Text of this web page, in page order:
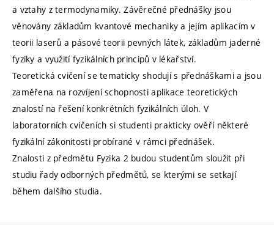
a vztahy z termodynamiky. Závěrečné přednášky jsou
věnovány základům kvantové mechaniky a jejím aplikacím v
teorii laserů a pásové teorii pevných látek, základům jaderné
fyziky a využití fyzikálních principů v lékařství.
Teoretická cvičení se tematicky shodují s přednáškami a jsou
zaměřena na rozvíjení schopnosti aplikace teoretických
znalostí na řešení konkrétních fyzikálních úloh. V
laboratorních cvičeních si studenti prakticky ověří některé
fyzikální zákonitosti probírané v rámci přednášek.
Znalosti z předmětu Fyzika 2 budou studentům sloužit při
studiu řady odborných předmětů, se kterými se setkají
během dalšího studia.